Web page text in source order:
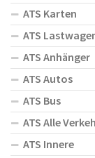
ATS Karten
ATS
ATS Anhänger
ATS Autos
ATS Bus
ATS Alle
ATS Innere